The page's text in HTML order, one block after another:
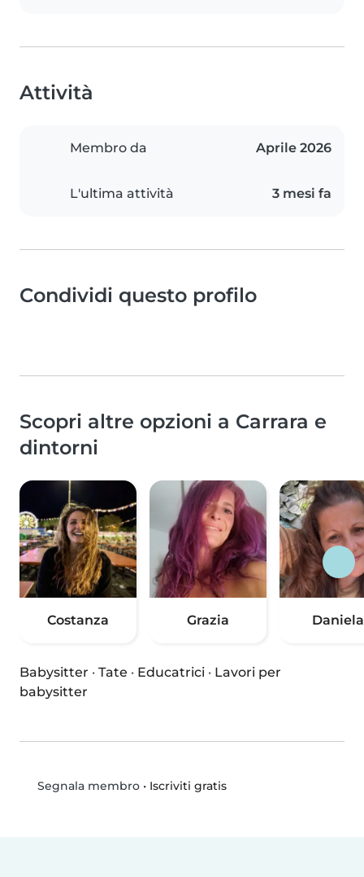
Attività
Membro da Aprile 2026
L'ultima attività 3 mesi fa
Condividi questo profilo
Scopri altre opzioni a Carrara e
dintorni
Costanza Grazia Daniela
Babysitter · Tate · Educatrici · Lavori per
babysitter
Segnala membro• Iscriviti gratis